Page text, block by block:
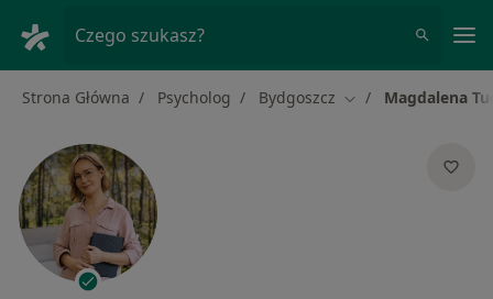
Czego szukasz?
Strona Główna Psycholog Bydgoszcz Zmień miasto
Magdalena